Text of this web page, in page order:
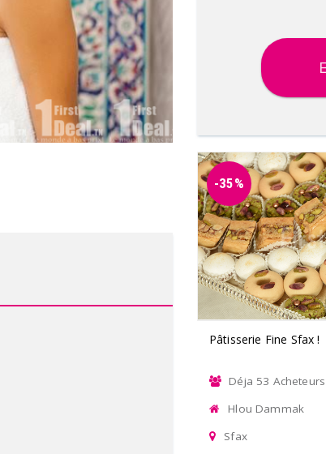
-35%
Pâtisserie Fine Sfax !
Déja 53 Acheteurs
Hlou Dammak
Sfax